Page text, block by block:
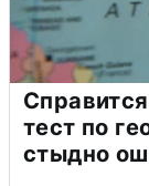
тест по
стыдно